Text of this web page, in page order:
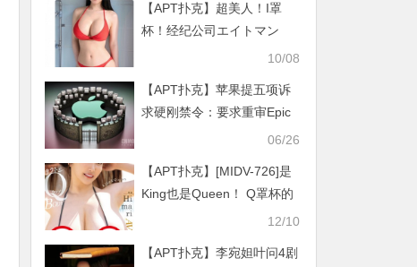
【APT扑克】超美人！I罩
杯！经纪公司エイトマン
(8MAN)的秘密兵器明天情报
10/08
【APT扑克】苹果提五项诉
求硬刚禁令：要求重审Epic
06/26
【APT扑克】[MIDV-726]是
King也是Queen！ Q罩杯的
12/10
【APT扑克】李宛妲叶问4剧